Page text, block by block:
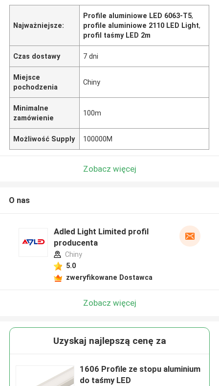
Najważniejsze:
Profile aluminiowe LED 6063-T5,
profile aluminiowe 2110 LED Light,
profil taśmy LED 2m
Czas dostawy 7 dni
Miejsce
pochodzenia
Chiny
Minimalne
zamówienie
100m
Możliwość Supply 100000M
Zobacz więcej
O nas
Adled Light Limited profil
producenta
Chiny
5.0
zweryfikowane Dostawca
Zobacz więcej
Uzyskaj najlepszą cenę za
1606 Profile ze stopu aluminium
do taśmy LED